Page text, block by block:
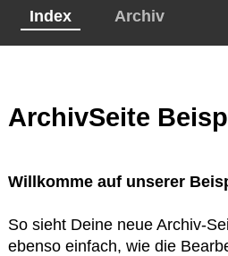
Index Archiv
ArchivSeite
Willkomme auf unserer
So sieht Deine neue Archiv-
ebenso einfach, wie die